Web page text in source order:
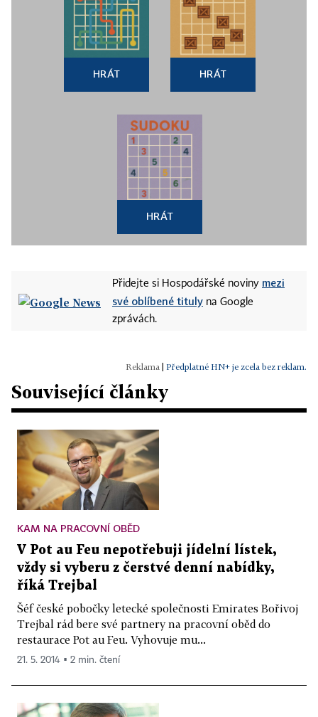
HRÁT HRÁT
HRÁT
Přidejte si Hospodářské noviny mezi
své oblíbené tituly na Google
zprávách.
Předplatné HN+ je zcela bez reklam.
Související články
KAM NA PRACOVNÍ OBĚD
V Pot au Feu nepotřebuji jídelní lístek,
vždy si vyberu z čerstvé denní nabídky,
říká Trejbal
Šéf české pobočky letecké společnosti Emirates Bořivoj
Trejbal rád bere své partnery na pracovní oběd do
restaurace Pot au Feu. Vyhovuje mu...
21. 5. 2014 ▪ 2 min. čtení